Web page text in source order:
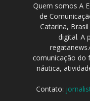
Quem somos A
de
Catarina,
digital. A
comunicação do
náutica,
Contato: